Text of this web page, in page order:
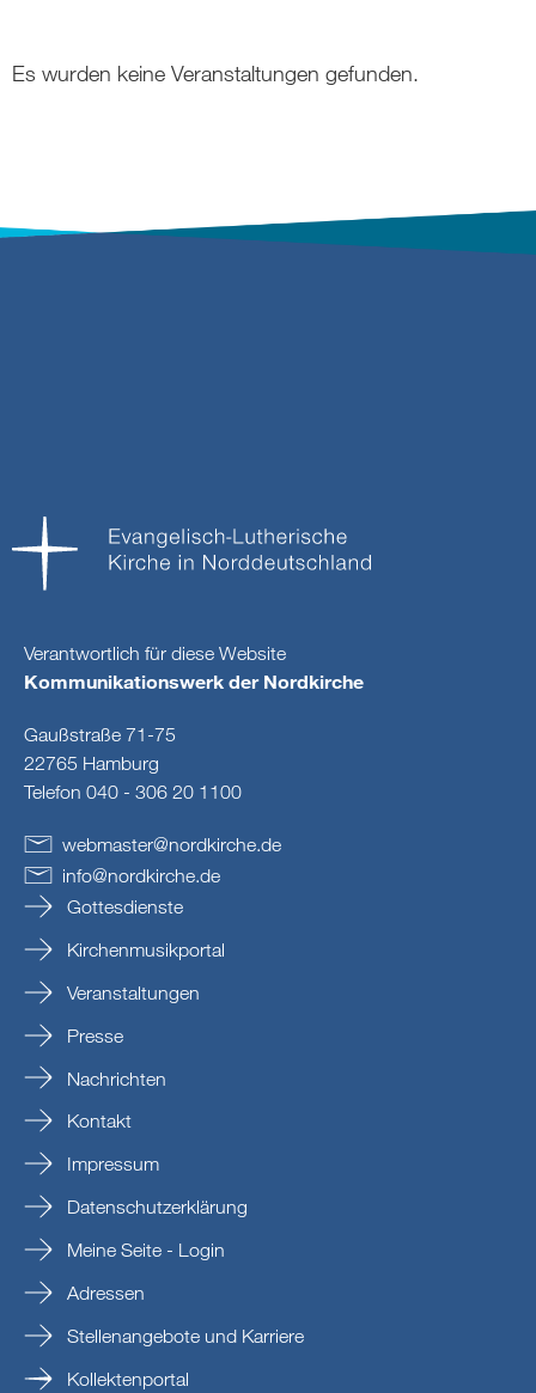
Es wurden keine Veranstaltungen gefunden.
Verantwortlich für diese Website
Kommunikationswerk der Nordkirche
Gaußstraße 71-75
22765 Hamburg
Telefon 040 - 306 20 1100
webmaster@nordkirche.de
info@nordkirche.de
Gottesdienste
Kirchenmusikportal
Veranstaltungen
Presse
Nachrichten
Kontakt
Impressum
Datenschutzerklärung
Meine Seite - Login
Adressen
Stellenangebote und Karriere
Kollektenportal